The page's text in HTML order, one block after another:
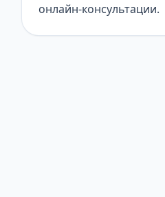
онлайн-консультации.